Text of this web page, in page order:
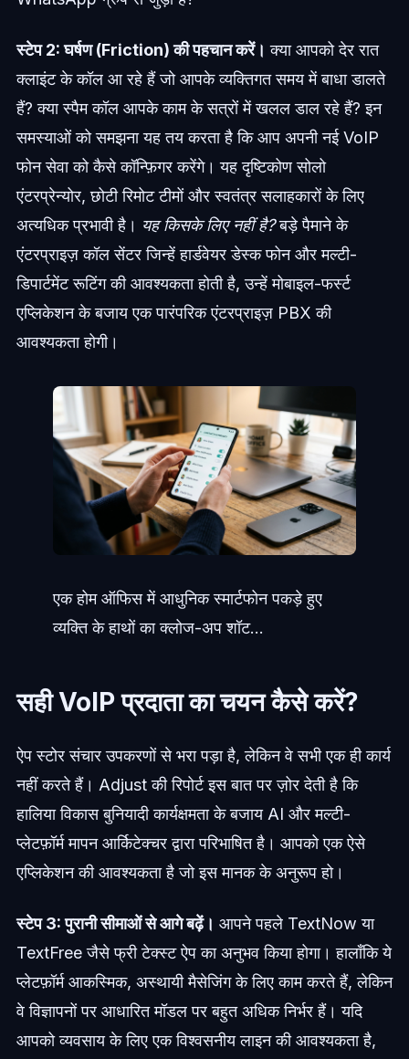
स्टेप 2: घर्षण (Friction) की पहचान करें। क्या आपको देर रात
क्लाइंट के कॉल आ रहे हैं जो आपके व्यक्तिगत समय में बाधा डालते
हैं? क्या स्पैम कॉल आपके काम के सत्रों में खलल डाल रहे हैं? इन
समस्याओं को समझना यह तय करता है कि आप अपनी नई VoIP
फोन सेवा को कैसे कॉन्फ़िगर करेंगे। यह दृष्टिकोण सोलो
एंटरप्रेन्योर, छोटी रिमोट टीमों और स्वतंत्र सलाहकारों के लिए
अत्यधिक प्रभावी है। यह किसके लिए नहीं है?बड़े पैमाने के
एंटरप्राइज़ कॉल सेंटर जिन्हें हार्डवेयर डेस्क फोन और मल्टी-
डिपार्टमेंट रूटिंग की आवश्यकता होती है, उन्हें मोबाइल-फर्स्ट
एप्लिकेशन के बजाय एक पारंपरिक एंटरप्राइज़ PBX की
आवश्यकता होगी।
एक होम ऑफिस में आधुनिक स्मार्टफोन पकड़े हुए
व्यक्ति के हाथों का क्लोज-अप शॉट...
सही VoIP प्रदाता का चयन कैसे करें?
ऐप स्टोर संचार उपकरणों से भरा पड़ा है, लेकिन वे सभी एक ही कार्य
नहीं करते हैं। Adjust की रिपोर्ट इस बात पर ज़ोर देती है कि
हालिया विकास बुनियादी कार्यक्षमता के बजाय AI और मल्टी-
प्लेटफ़ॉर्म मापन आर्किटेक्चर द्वारा परिभाषित है। आपको एक ऐसे
एप्लिकेशन की आवश्यकता है जो इस मानक के अनुरूप हो।
स्टेप 3: पुरानी सीमाओं से आगे बढ़ें। आपने पहले TextNow या
TextFree जैसे फ्री टेक्स्ट ऐप का अनुभव किया होगा। हालाँकि ये
प्लेटफ़ॉर्म आकस्मिक, अस्थायी मैसेजिंग के लिए काम करते हैं, लेकिन
वे विज्ञापनों पर आधारित मॉडल पर बहुत अधिक निर्भर हैं। यदि
आपको व्यवसाय के लिए एक विश्वसनीय लाइन की आवश्यकता है,